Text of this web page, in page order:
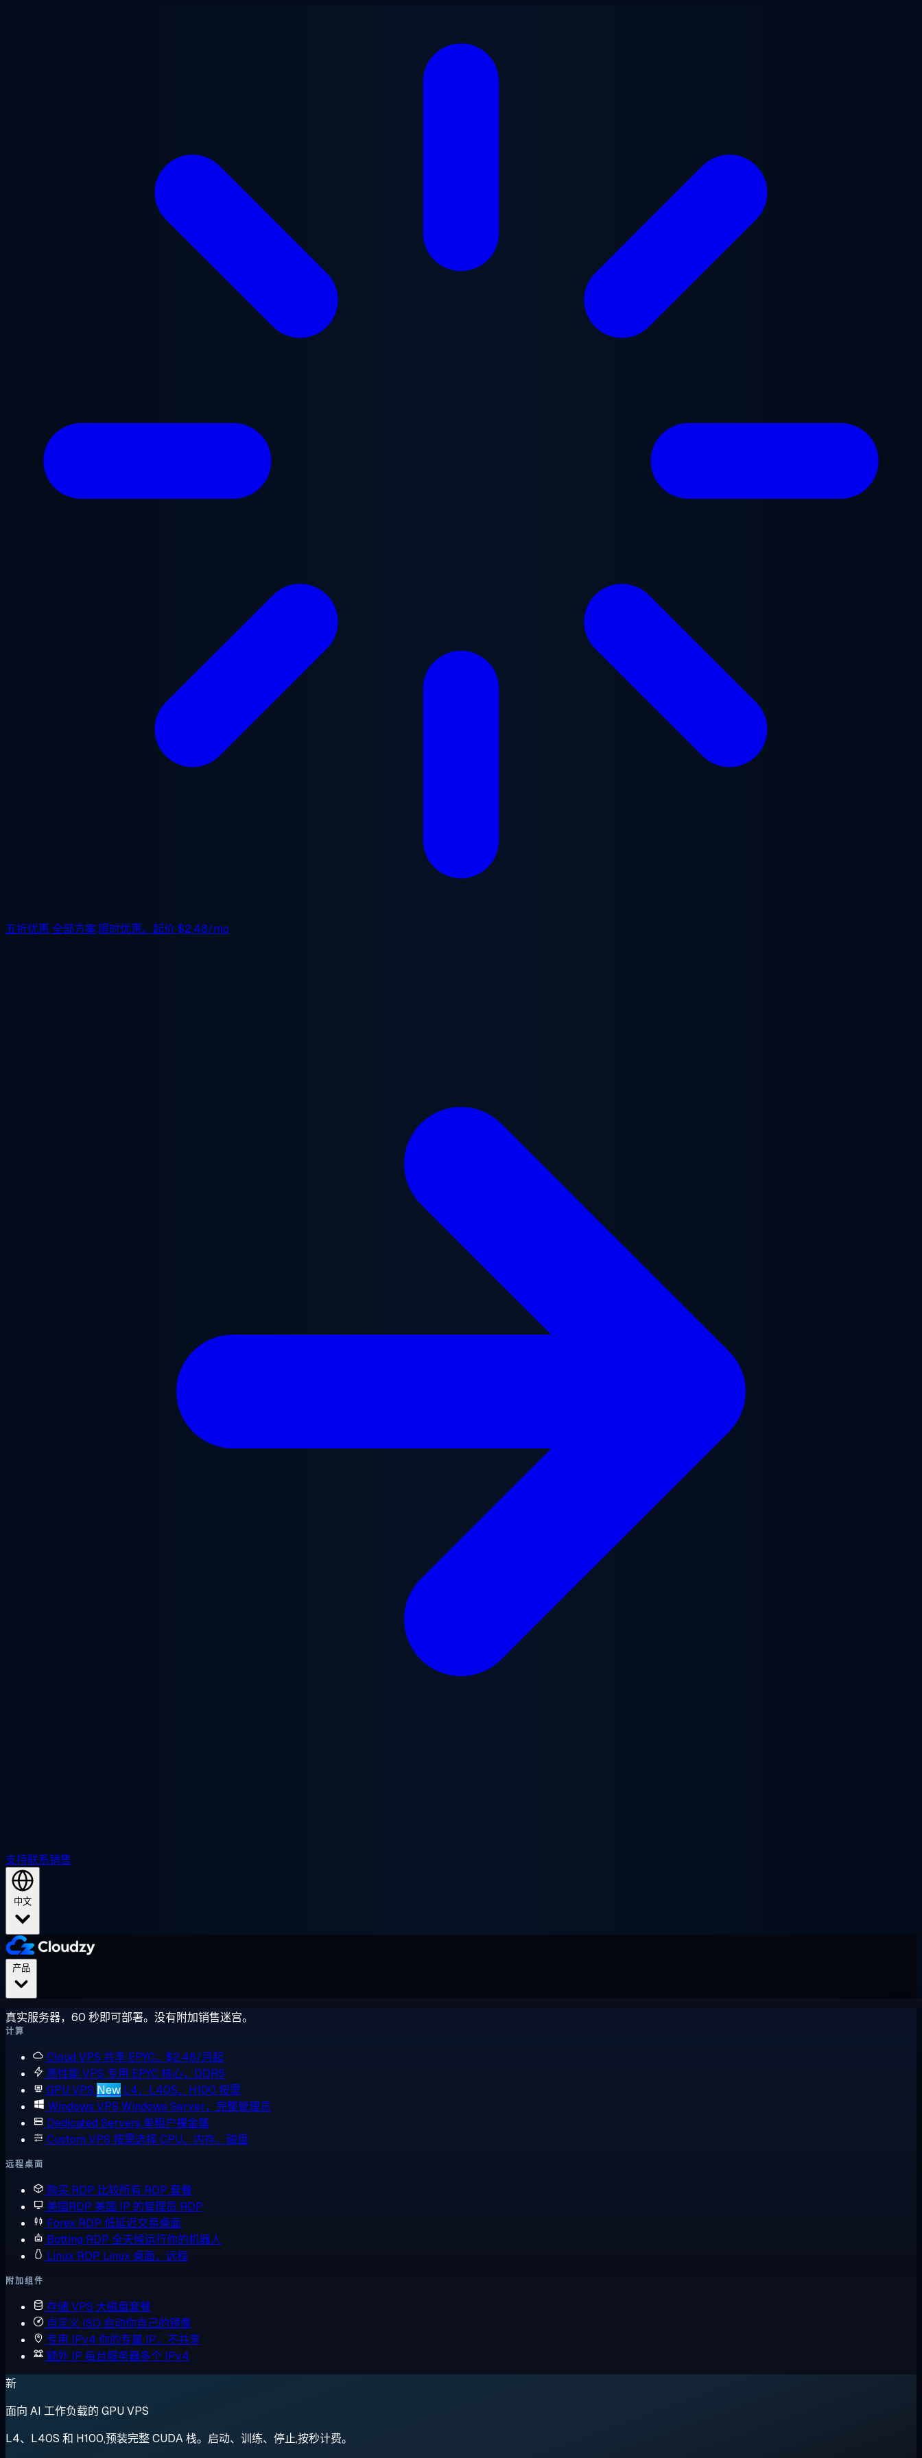
五折优惠 全部方案,限时优惠。起价$2.48/mo
支持联系销售
中文
真实服务器，60 秒即可部署。没有附加销售迷宫。
计算
Cloud VPS 共享 EPYC，$2.48/月起
高性能 VPS 专用 EPYC 核心，DDR5
GPU VPS New L4、L40S、H100 按需
Windows VPS Windows Server，完整管理员
Dedicated Servers 单租户裸金属
Custom VPS 按需选择 CPU、内存、磁盘
远程桌面
购买 RDP 比较所有 RDP 套餐
美国RDP 美国 IP 的管理员 RDP
Forex RDP 低延迟交易桌面
Botting RDP 全天候运行你的机器人
Linux RDP Linux 桌面，远程
附加组件
存储 VPS 大磁盘套餐
自定义 ISO 启动你自己的镜像
专用 IPv4 你的专属 IP，不共享
额外 IP 每台服务器多个 IPv4
新
面向 AI 工作负载的 GPU VPS
L4、L40S 和 H100,预装完整 CUDA 栈。启动、训练、停止,按秒计费。